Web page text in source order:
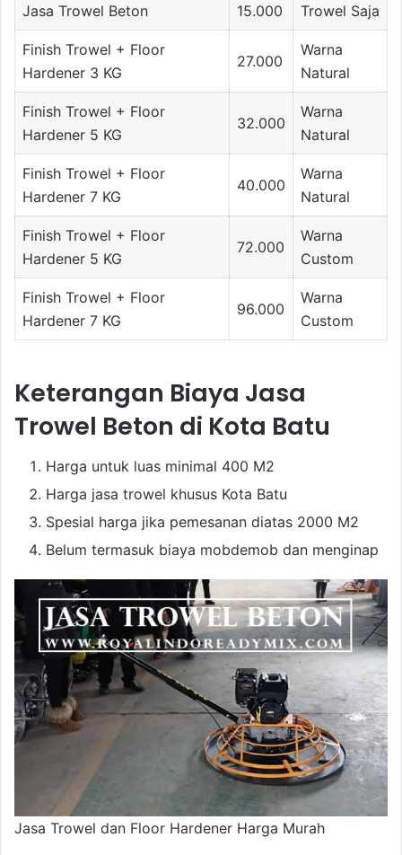
Jasa Trowel Beton 15.000 Trowel Saja
Finish Trowel + Floor
Hardener 3 KG
27.000
Warna
Natural
Finish Trowel + Floor
Hardener 5 KG
32.000
Warna
Natural
Finish Trowel + Floor
Hardener 7 KG
40.000
Warna
Natural
Finish Trowel + Floor
Hardener 5 KG
72.000
Warna
Custom
Finish Trowel + Floor
Hardener 7 KG
96.000
Warna
Custom
Keterangan Biaya Jasa
Trowel Beton di Kota Batu
Harga untuk luas minimal 400 M2
Harga jasa trowel khusus Kota Batu
Spesial harga jika pemesanan diatas 2000 M2
Belum termasuk biaya mobdemob dan menginap
Jasa Trowel dan Floor Hardener Harga Murah